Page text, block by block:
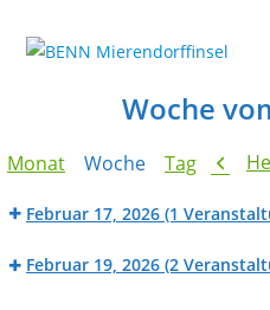
Inhalt
Woche
Monat Woche Tag
Februar 17, 2026 (1
Werk_Raum:
Februar 19, 2026 (2